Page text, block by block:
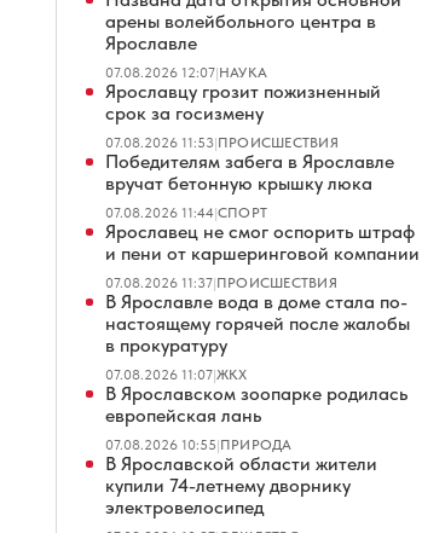
арены волейбольного центра в
Ярославле
07.08.2026 12:07|НАУКА
Ярославцу грозит пожизненный
срок за госизмену
07.08.2026 11:53|ПРОИСШЕСТВИЯ
Победителям забега в Ярославле
вручат бетонную крышку люка
07.08.2026 11:44|СПОРТ
Ярославец не смог оспорить штраф
и пени от каршеринговой компании
07.08.2026 11:37|ПРОИСШЕСТВИЯ
В Ярославле вода в доме стала по-
настоящему горячей после жалобы
в прокуратуру
07.08.2026 11:07|ЖКХ
В Ярославском зоопарке родилась
европейская лань
07.08.2026 10:55|ПРИРОДА
В Ярославской области жители
купили 74-летнему дворнику
электровелосипед